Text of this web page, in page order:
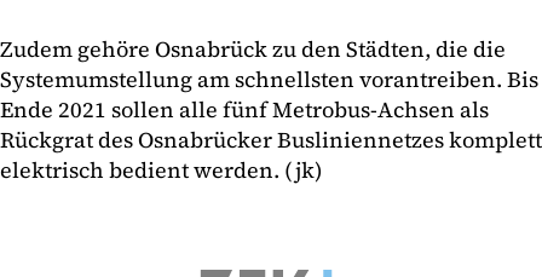
Zudem gehöre Osnabrück zu den Städten, die die
Systemumstellung am schnellsten vorantreiben. Bis
Ende 2021 sollen alle fünf Metrobus-Achsen als
Rückgrat des Osnabrücker Busliniennetzes komplett
elektrisch bedient werden. (jk)